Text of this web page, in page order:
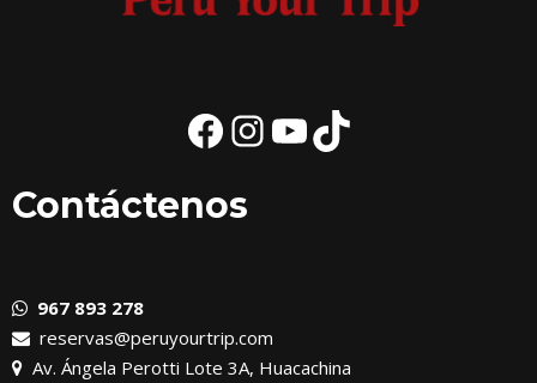
FacebookInstagramYouTube
TikTok
Contáctenos
967 893 278
reservas@peruyourtrip.com
Av. Ángela Perotti Lote 3A, Huacachina